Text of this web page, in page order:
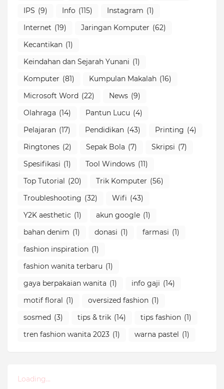
IPS (9) Info (115) Instagram (1)
Internet (19) Jaringan Komputer (62)
Kecantikan (1)
Keindahan dan Sejarah Yunani (1)
Komputer (81) Kumpulan Makalah (16)
Microsoft Word (22) News (9)
Olahraga (14) Pantun Lucu (4)
Pelajaran (17) Pendidikan (43) Printing (4)
Ringtones (2) Sepak Bola (7) Skripsi (7)
Spesifikasi (1) Tool Windows (11)
Top Tutorial
(20) Trik Komputer (56)
Troubleshooting (32) Wifi (43)
Y2K aesthetic (1) akun google (1)
bahan denim (1) donasi (1) farmasi (1)
fashion inspiration (1)
fashion wanita terbaru (1)
gaya berpakaian wanita (1) info gaji (14)
motif floral
(1) oversized fashion (1)
sosmed (3) tips & trik (14) tips fashion (1)
tren fashion wanita 2023 (1) warna pastel (1)
Loading...